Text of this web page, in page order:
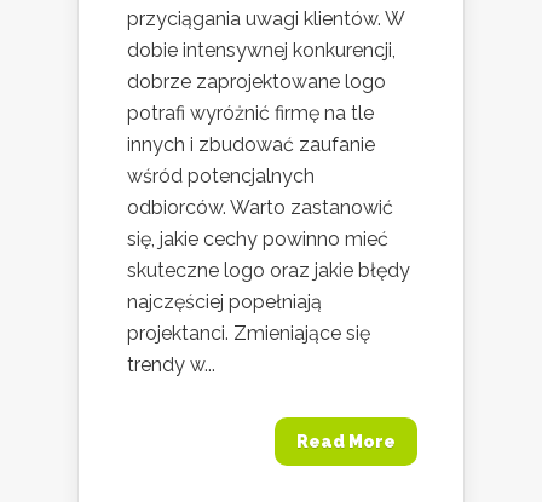
przyciągania uwagi klientów. W
dobie intensywnej konkurencji,
dobrze zaprojektowane logo
potrafi wyróżnić firmę na tle
innych i zbudować zaufanie
wśród potencjalnych
odbiorców. Warto zastanowić
się, jakie cechy powinno mieć
skuteczne logo oraz jakie błędy
najczęściej popełniają
projektanci. Zmieniające się
trendy w...
Read More